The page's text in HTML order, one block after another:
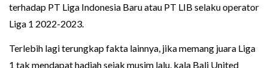
terhadap PT Liga Indonesia Baru atau PT LIB selaku operator
Liga 1 2022-2023.
Terlebih lagi terungkap fakta lainnya, jika memang juara Liga
1 tak mendapat hadiah sejak musim lalu, kala Bali United